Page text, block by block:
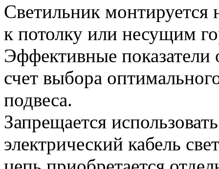
Светильник монтируется
к потолку или несущим
Эффективные показатели
счет выбора
подвеса.
Запрещается
электрический кабель